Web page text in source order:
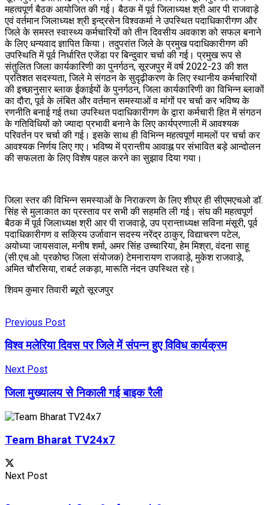
महत्वपूर्ण बैठक आयोजित की गई। बैठक में पूर्व जिलाध्यक्ष श्री आर पी राजवाड़े
एवं वर्तमान जिलाध्यक्ष श्री इन्द्रसेन विश्वकर्मा ने उपस्थित पदाधिकारीगण और
जिले के समस्त स्वास्थ्य कर्मचारियों को तीन दिवसीय अवकाश को सफल बनाने
के लिए धन्यवाद ज्ञापित किया। तदुपरांत जिले के प्रमुख पदाधिकारीगण की
उपस्थिति में पूर्व निर्धारित एजेंडा पर बिन्दुवार चर्चा की गई। प्रमुख रूप से
संतुलित जिला कार्यकारिणी का पुनर्गठन, सूरजपुर में वर्ष 2022-23 की शत
प्रतिशत सदस्यता, जिले मे संगठन के सुदृढ़ीकरण के लिए स्थानीय कर्मचारियों
की इच्छानुसार ब्लाक ईकाईयों के पुनर्गठन, जिला कार्यकारिणी का विभिन्न ब्लाकों
का दौरा, पूर्व के लंबित और वर्तमान समस्याओं व मांगों पर चर्चा कर भविष्य के
रणनीति बनाई गई तथा उपस्थित पदाधिकारीगण के द्वारा कर्मचारी हित में संगठन
के गतिविधियों को ज्यादा प्रभावी बनाने के लिए कार्यप्रणाली में आवश्यक
परिवर्तन पर चर्चा की गई। इसके साथ ही विभिन्न महत्वपूर्ण मामलों पर चर्चा कर
आवश्यक निर्णय लिए गए। भविष्य में प्रान्तीय आवाह्न पर संभावित बड़े आन्दोलन
की सफलता के लिए विशेष पहल करने का सुझाव दिया गया।
जिला स्तर की विभिन्न समस्याओं के निराकरण के लिए शीघ्र ही सीएमएचओ डॉ.
सिंह से मुलाकात का प्रस्ताव पर सभी की सहमति ली गई। संघ की महत्वपूर्ण
बैठक में पूर्व जिलाध्यक्ष श्री आर पी राजवाड़े, उप प्रान्ताध्यक्ष सविना मंसूरी, पूर्व
पदाधिकारीगण व सक्रिय उर्जावान सदस्य नरेंद्र ठाकुर, विद्याचरण पटेल,
अयोध्या जायसवाल, मनीष शर्मा, अमर सिंह उच्चारिया, हेम मिश्रा, वंदना साहू
(सी.एच.ओ. प्रकोष्ठ जिला संयोजक) टेमनारायण राजवाड़े, मुकेश राजवाड़े,
अमित चौरसिया, राबर्ट लकड़ा, मारूति नंदन उपस्थित रहे।
शिवम कुमार तिवारी ब्यूरो सूरजपुर
Previous Post
विश्व मलेरिया दिवस पर जिले में संपन्न हुए विविध कार्यक्रम
Next Post
जिला मुख्यालय से निकाली गई बाइक रैली
Team Bharat TV24x7
Next Post